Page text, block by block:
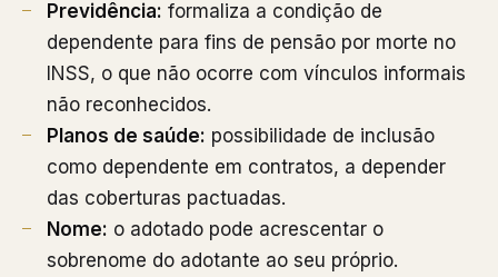
Previdência: formaliza a condição de
dependente para fins de pensão por morte no
INSS, o que não ocorre com vínculos informais
não reconhecidos.
Planos de saúde: possibilidade de inclusão
como dependente em contratos, a depender
das coberturas pactuadas.
Nome: o adotado pode acrescentar o
sobrenome do adotante ao seu próprio.